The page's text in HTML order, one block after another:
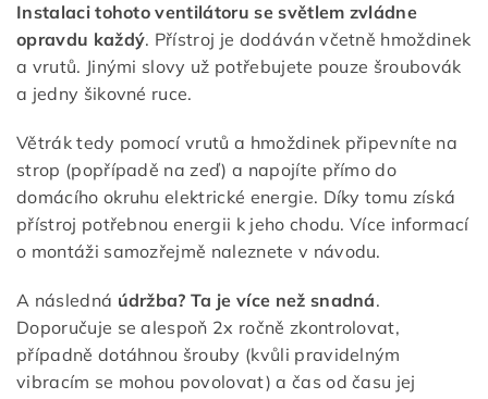
Instalaci tohoto ventilátoru se světlem zvládne
opravdu každý. Přístroj je dodáván včetně hmoždinek
a vrutů. Jinými slovy už potřebujete pouze šroubovák
a jedny šikovné ruce.
Větrák tedy pomocí vrutů a hmoždinek připevníte na
strop (popřípadě na zeď) a napojíte přímo do
domácího okruhu elektrické energie. Díky tomu získá
přístroj potřebnou energii k jeho chodu. Více informací
o montáži samozřejmě naleznete v návodu.
A následná údržba? Ta je více než snadná.
Doporučuje se alespoň 2x ročně zkontrolovat,
případně dotáhnou šrouby (kvůli pravidelným
vibracím se mohou povolovat) a čas od času jej